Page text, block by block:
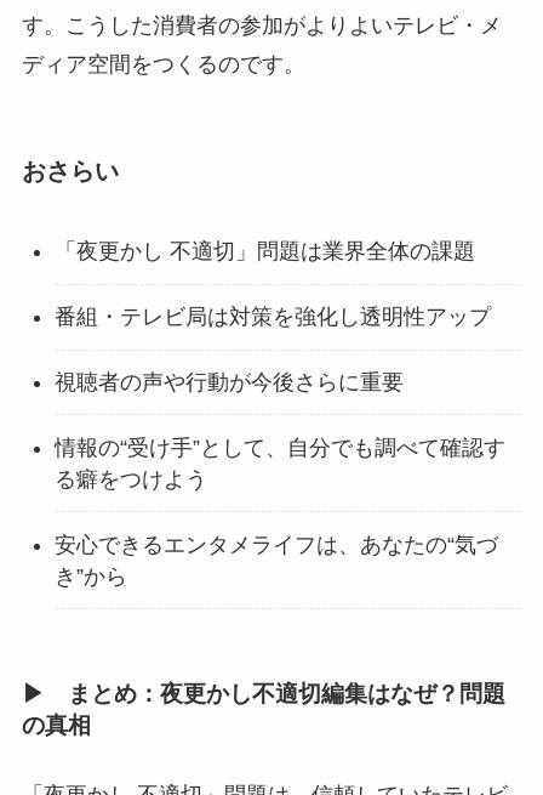
す。こうした消費者の参加がよりよいテレビ・メ
ディア空間をつくるのです。
おさらい
「夜更かし 不適切」問題は業界全体の課題
番組・テレビ局は対策を強化し透明性アップ
視聴者の声や行動が今後さらに重要
情報の“受け手”として、自分でも調べて確認す
る癖をつけよう
安心できるエンタメライフは、あなたの“気づ
き”から
▶ まとめ：夜更かし不適切編集はなぜ？問題
の真相